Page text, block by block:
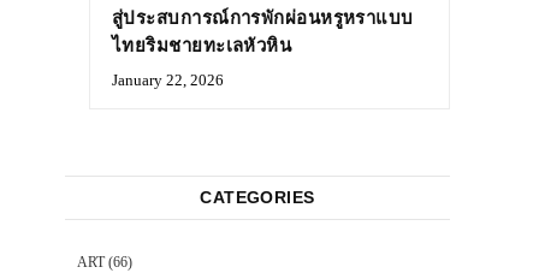
สู่ประสบการณ์การพักผ่อนหรูหราแบบ
ไทยริมชายทะเลหัวหิน
January 22, 2026
CATEGORIES
ART(66)